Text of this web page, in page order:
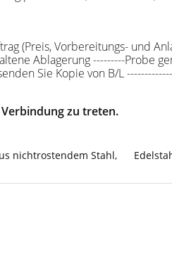
(Preis, Vorbereitungs- und
Ablagerung ---------Probe
Sie Kopie von B/L
zu treten.
nichtrostendem Stahl,